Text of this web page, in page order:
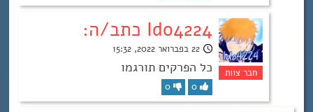
Ido4224 כתב/ה:
22 בפברואר 2022, 15:32
כל הפרקים תורגמו
0
0